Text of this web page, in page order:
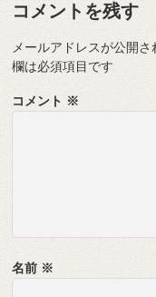
コメントを残す
メールアドレスが公開さ
欄は必須項目です
コメント ※
名前 ※